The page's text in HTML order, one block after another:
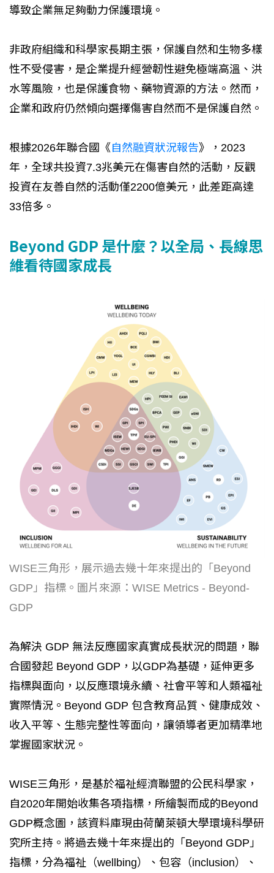
導致企業無足夠動力保護環境。
非政府組織和科學家長期主張，保護自然和生物多樣
性不受侵害，是企業提升經營韌性避免極端高溫、洪
水等風險，也是保護食物、藥物資源的方法。然而，
企業和政府仍然傾向選擇傷害自然而不是保護自然。
根據2026年聯合國《 自然融資狀況報告》，2023
年，全球共投資7.3兆美元在傷害自然的活動，反觀
投資在友善自然的活動僅2200億美元，此差距高達
33倍多。
Beyond GDP 是什麼？以全局、長線思
維看待國家成長
WISE三角形，展示過去幾十年來提出的「Beyond
GDP」指標。圖片來源：WISE Metrics - Beyond-
GDP
為解決 GDP 無法反應國家真實成長狀況的問題，聯
合國發起 Beyond GDP，以GDP為基礎，延伸更多
指標與面向，以反應環境永續、社會平等和人類福祉
實際情況。Beyond GDP 包含教育品質、健康成效、
收入平等、生態完整性等面向，讓領導者更加精準地
掌握國家狀況。
WISE三角形，是基於福祉經濟聯盟的公民科學家，
自2020年開始收集各項指標，所繪製而成的Beyond
GDP概念圖，該資料庫現由荷蘭萊頓大學環境科學研
究所主持。將過去幾十年來提出的「Beyond GDP」
指標，分為福祉（wellbing）、包容（inclusion）、